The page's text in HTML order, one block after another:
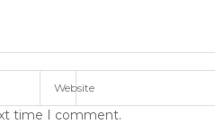
time I comment.